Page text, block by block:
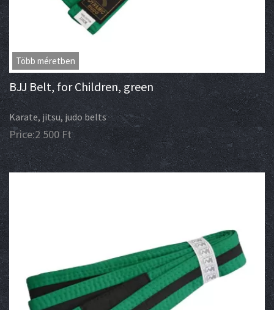
Több méretben
BJJ Belt, for Children, green
Karate, jitsu, judo belts
Price:2 500 Ft